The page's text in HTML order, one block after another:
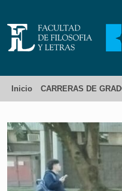
Inicio CARRERAS DE